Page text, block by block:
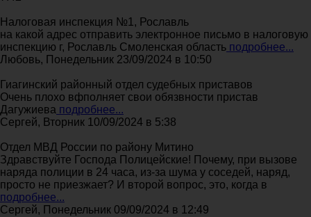
Налоговая инспекция №1, Рославль
на какой адрес отправить электронное письмо в налоговую
инспекцию г, Рославль Смоленская область подробнее...
Любовь, Понедельник 23/09/2024 в 10:50
Гиагинский районный отдел судебных приставов
Очень плохо вфполняет свои обязвности пристав
Дагужиева подробнее...
Сергей, Вторник 10/09/2024 в 5:38
Отдел МВД России по району Митино
Здравствуйте Господа Полицейские! Почему, при вызове
наряда полиции в 24 часа, из-за шума у соседей, наряд,
просто не приезжает? И второй вопрос, это, когда в
подробнее...
Сергей, Понедельник 09/09/2024 в 12:49